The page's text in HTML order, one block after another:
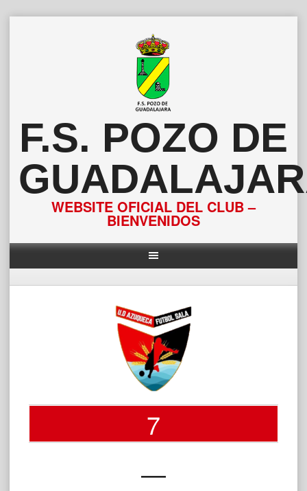
F.S. POZO DE
WEBSITE OFICIAL DEL CLUB –
BIENVENIDOS
7
—